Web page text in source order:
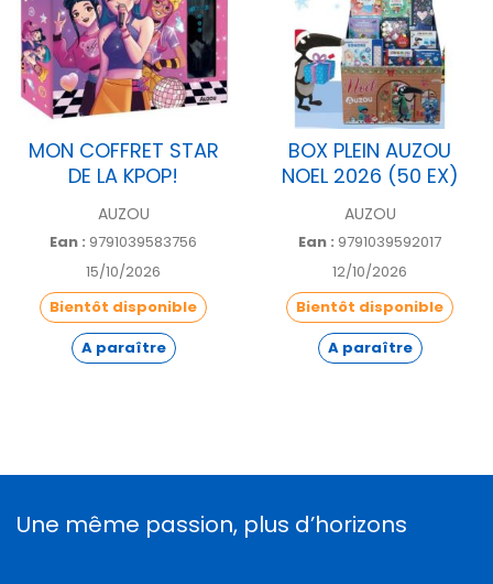
MON COFFRET STAR
DE LA KPOP!
AUZOU
Ean : 9791039583756
15/10/2026
Bientôt disponible
A paraître
BOX PLEIN AUZOU
NOEL 2026 (50 EX)
AUZOU
Ean : 9791039592017
12/10/2026
Bientôt disponible
A paraître
Une même passion, plus d’horizons